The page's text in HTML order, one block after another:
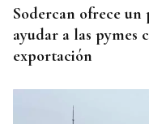
Sodercan ofrece
ayudar a las pymes
exportación